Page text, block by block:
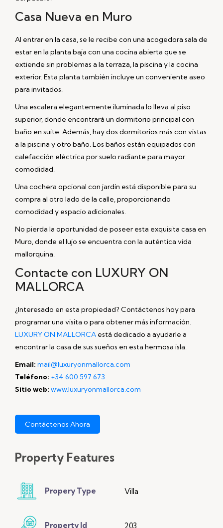
Casa Nueva en Muro
Al entrar en la casa, se le recibe con una acogedora sala de
estar en la planta baja con una cocina abierta que se
extiende sin problemas a la terraza, la piscina y la cocina
exterior. Esta planta también incluye un conveniente aseo
para invitados.
Una escalera elegantemente iluminada lo lleva al piso
superior, donde encontrará un dormitorio principal con
baño en suite. Además, hay dos dormitorios más con vistas
a la piscina y otro baño. Los baños están equipados con
calefacción eléctrica por suelo radiante para mayor
comodidad.
Una cochera opcional con jardín está disponible para su
compra al otro lado de la calle, proporcionando
comodidad y espacio adicionales.
No pierda la oportunidad de poseer esta exquisita casa en
Muro, donde el lujo se encuentra con la auténtica vida
mallorquina.
Contacte con LUXURY ON
MALLORCA
¿Interesado en esta propiedad? Contáctenos hoy para
programar una visita o para obtener más información.
LUXURY ON MALLORCA está dedicado a ayudarle a
encontrar la casa de sus sueños en esta hermosa isla.
Email: mail@luxuryonmallorca.com
Teléfono: +34 600 597 673
Sitio web: www.luxuryonmallorca.com
Contáctenos Ahora
Property Features
Propery Type Villa
Property Id 203